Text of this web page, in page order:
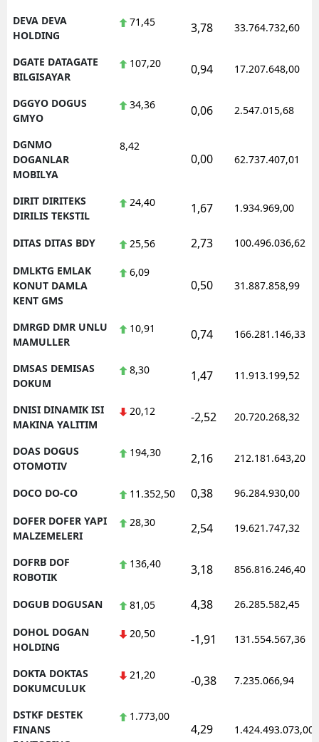
DEVA DEVA
HOLDING
71,45 3,78 33.764.732,60
DGATE DATAGATE
BILGISAYAR
107,20 0,94 17.207.648,00
DGGYO DOGUS
GMYO
34,36 0,06 2.547.015,68
DGNMO
DOGANLAR
MOBILYA
8,42
0,00 62.737.407,01
DIRIT DIRITEKS
DIRILIS TEKSTIL
24,40 1,67 1.934.969,00
DITAS DITAS BDY 25,56 2,73 100.496.036,62
DMLKTG EMLAK
KONUT DAMLA
KENT GMS
6,09
0,50 31.887.858,99
DMRGD DMR UNLU
MAMULLER
10,91 0,74 166.281.146,33
DMSAS DEMISAS
DOKUM
8,30 1,47 11.913.199,52
DNISI DINAMIK ISI
MAKINA YALITIM
20,12 -2,52 20.720.268,32
DOAS DOGUS
OTOMOTIV
194,30 2,16 212.181.643,20
DOCO DO-CO 11.352,50 0,38 96.284.930,00
DOFER DOFER YAPI
MALZEMELERI
28,30 2,54 19.621.747,32
DOFRB DOF
ROBOTIK
136,40 3,18 856.816.246,40
DOGUB DOGUSAN 81,05 4,38 26.285.582,45
DOHOL DOGAN
HOLDING
20,50 -1,91 131.554.567,36
DOKTA DOKTAS
DOKUMCULUK
21,20 -0,38 7.235.066,94
DSTKF DESTEK
FINANS
1.773,00
4,29 1.424.493.073,00